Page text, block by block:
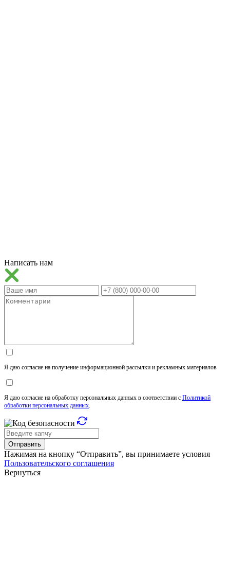
Написать нам
Я даю согласие на получение информационной рассылки и рекламных материалов
Я даю согласие на обработку персональных данных в соответствии с Политикой
обработки персональных данных
Отправить
Нажимая на кнопку “Отправить”, вы принимаете условия
Пользовательского соглашения
Вернуться